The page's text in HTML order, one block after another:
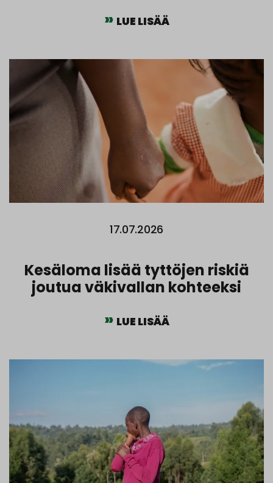
LUE LISÄÄ
17.07.2026
Kesäloma lisää tyttöjen riskiä
joutua väkivallan kohteeksi
LUE LISÄÄ